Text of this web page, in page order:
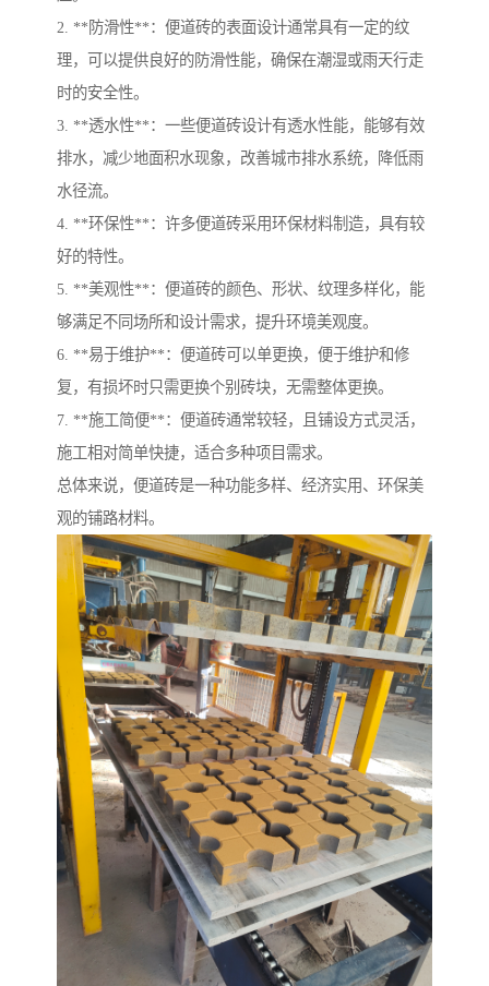
2. **防滑性**：便道砖的表面设计通常具有一定的纹
理，可以提供良好的防滑性能，确保在潮湿或雨天行走
时的安全性。
3. **透水性**：一些便道砖设计有透水性能，能够有效
排水，减少地面积水现象，改善城市排水系统，降低雨
水径流。
4. **环保性**：许多便道砖采用环保材料制造，具有较
好的特性。
5. **美观性**：便道砖的颜色、形状、纹理多样化，能
够满足不同场所和设计需求，提升环境美观度。
6. **易于维护**：便道砖可以单更换，便于维护和修
复，有损坏时只需更换个别砖块，无需整体更换。
7. **施工简便**：便道砖通常较轻，且铺设方式灵活，
施工相对简单快捷，适合多种项目需求。
总体来说，便道砖是一种功能多样、经济实用、环保美
观的铺路材料。